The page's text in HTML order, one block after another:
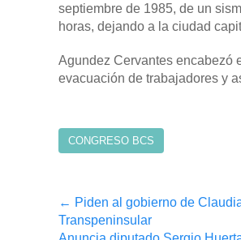
septiembre de 1985, de un
horas, dejando a la ciudad
Agundez Cervantes encabezó
evacuación de trabajadores y
CONGRESO BCS
Post
navigation
← Piden al gobierno de
Transpeninsular